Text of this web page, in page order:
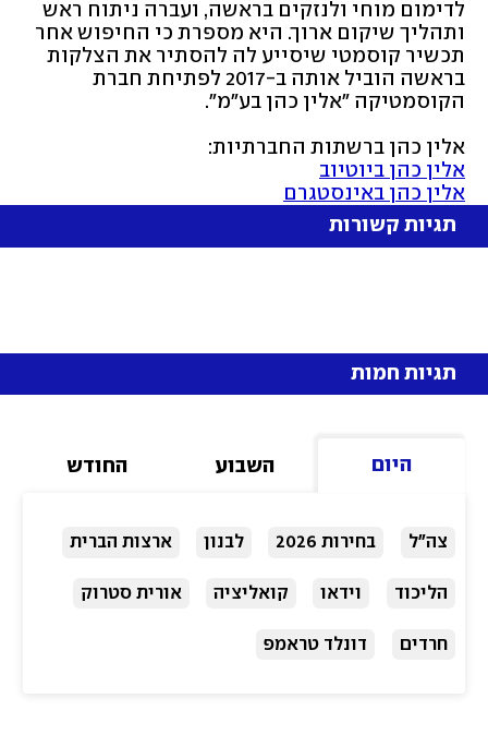
לדימום מוחי ולנזקים בראשה, ועברה ניתוח ראש
תכשיר קוסמטי שיסייע לה להסתיר את הצלקות
בראשה הוביל אותה ב-2017 לפתיחת חברת
הקוסמטיקה "אלין כהן בע"מ".
אלין כהן ברשתות החברתיות:
אלין כהן ביוטיוב
אלין כהן באינסטגרם
תגיות קשורות
תגיות חמות
היום השבוע החודש
צה"ל בחירות 2026 לבנון ארצות הברית
הליכוד וידאו קואליציה אורית סטרוק
חרדים דונלד טראמפ